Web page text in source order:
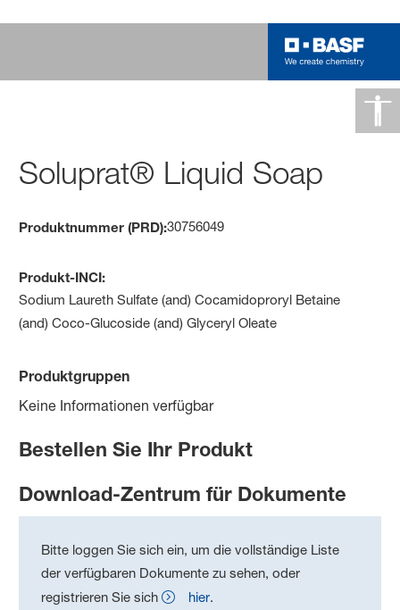
Soluprat® Liquid Soap
Produktnummer (PRD):30756049
Produkt-INCI:
Sodium Laureth Sulfate (and) Cocamidoproryl Betaine
(and) Coco-Glucoside (and) Glyceryl Oleate
Produktgruppen
Keine Informationen verfügbar
Bestellen Sie Ihr Produkt
Download-Zentrum für Dokumente
Bitte loggen Sie sich ein, um die vollständige Liste
der verfügbaren Dokumente zu sehen, oder
registrieren Sie sich
hier.